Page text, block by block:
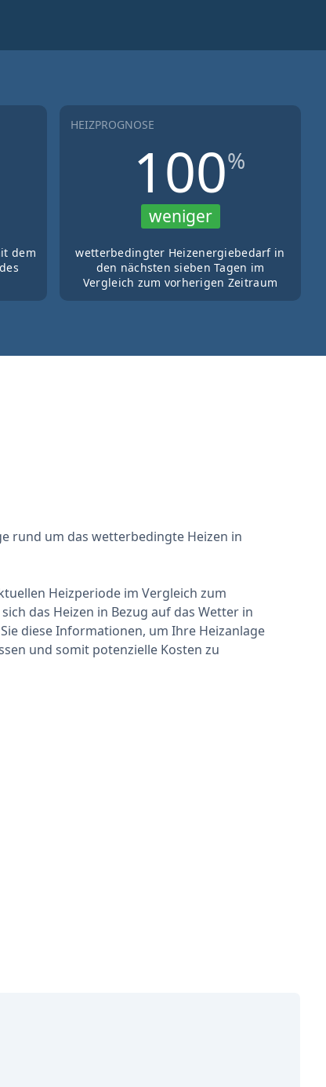
dem
HEIZPROGNOSE
100%
weniger
wetterbedingter Heizenergiebedarf in
den nächsten sieben Tagen im
Vergleich zum vorherigen Zeitraum
rund um das wetterbedingte Heizen in
Heizperiode im Vergleich zum
das Heizen in Bezug auf das Wetter in
diese Informationen, um Ihre Heizanlage
und somit potenzielle Kosten zu